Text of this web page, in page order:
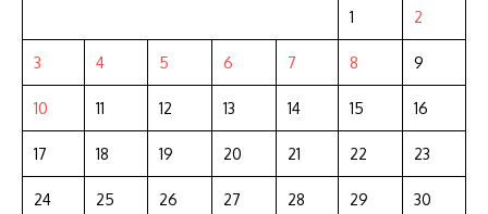
1 2
3 4 5 6 7 8 9
10 11 12 13 14 15 16
17 18 19 20 21 22 23
24 25 26 27 28 29 30